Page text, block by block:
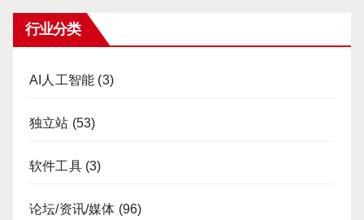
行业分类
AI人工智能 (3)
独立站 (53)
软件工具(3)
论坛/资讯/媒体 (96)